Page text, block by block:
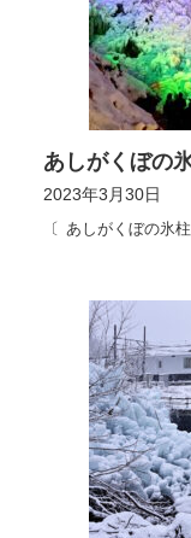
2023年3月30日
あしがくぼの氷柱
あしがくぼの